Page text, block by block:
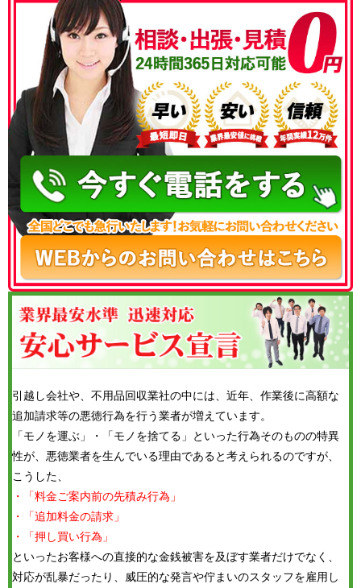
050-3186-4780
引越し会社や、不用品回収業社の中には、近年、作業後に高額な
追加請求等の悪徳行為を行う業者が増えています。
「モノを運ぶ」・「モノを捨てる」といった行為そのものの特異
性が、悪徳業者を生んでいる理由であると考えられるのですが、
こうした、
・「料金ご案内前の先積み行為」
・「追加料金の請求」
・「押し買い行為」
といったお客様への直接的な金銭被害を及ぼす業者だけでなく、
対応が乱暴だったり、威圧的な発言や佇まいのスタッフを雇用し